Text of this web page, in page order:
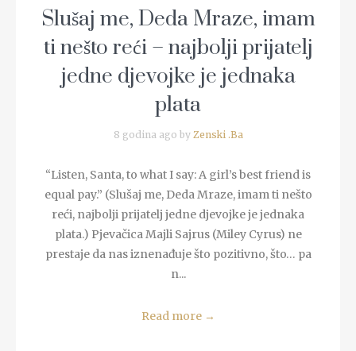
Slušaj me, Deda Mraze, imam
ti nešto reći – najbolji prijatelj
jedne djevojke je jednaka
plata
8 godina ago by Zenski .Ba
“Listen, Santa, to what I say: A girl’s best friend is
equal pay.” (Slušaj me, Deda Mraze, imam ti nešto
reći, najbolji prijatelj jedne djevojke je jednaka
plata.) Pjevačica Majli Sajrus (Miley Cyrus) ne
prestaje da nas iznenađuje što pozitivno, što… pa
n...
Read more →